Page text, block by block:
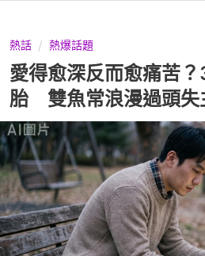
熱話 熱爆話題
愛得愈深反而愈痛苦
胎 雙魚常浪漫過頭失